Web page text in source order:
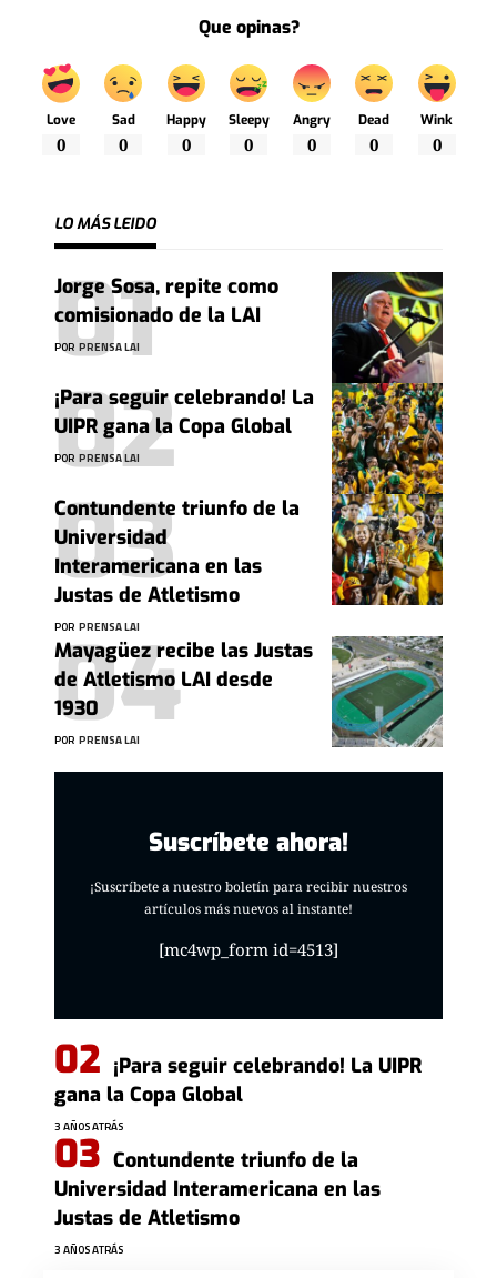
Que opinas?
Love
0
Sad
0
Happy
0
Sleepy
0
Angry
0
Dead
0
Wink
0
LO MÁS LEIDO
Jorge Sosa, repite como
comisionado de la LAI
POR PRENSA LAI
¡Para seguir celebrando! La
UIPR gana la Copa Global
POR PRENSA LAI
Contundente triunfo de la
Universidad
Interamericana en las
Justas de Atletismo
POR PRENSA LAI
Mayagüez recibe las Justas
de Atletismo LAI desde
1930
POR PRENSA LAI
Suscríbete ahora!
¡Suscríbete a nuestro boletín para recibir nuestros
artículos más nuevos al instante!
[mc4wp_form id=4513]
¡Para seguir celebrando! La UIPR
gana la Copa Global
3 AÑOS ATRÁS
Contundente triunfo de la
Universidad Interamericana en las
Justas de Atletismo
3 AÑOS ATRÁS